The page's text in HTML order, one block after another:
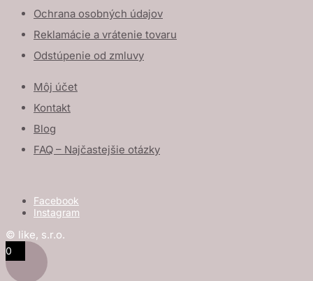
Ochrana osobných údajov
Reklamácie a vrátenie tovaru
Odstúpenie od zmluvy
Môj účet
Kontakt
Blog
FAQ – Najčastejšie otázky
Facebook
Instagram
© like, s.r.o.
0